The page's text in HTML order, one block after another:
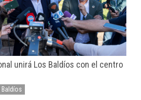
unirá Los Baldíos con el centro
Baldíos